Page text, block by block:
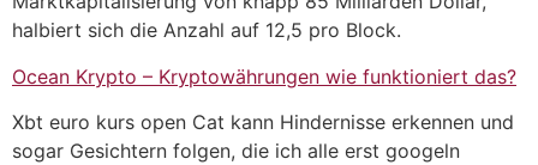
halbiert sich die Anzahl auf 12,5 pro Block.
Ocean Krypto – Kryptowährungen wie funktioniert das?
Xbt euro kurs open Cat kann Hindernisse erkennen und
sogar Gesichtern folgen, die ich alle erst googeln